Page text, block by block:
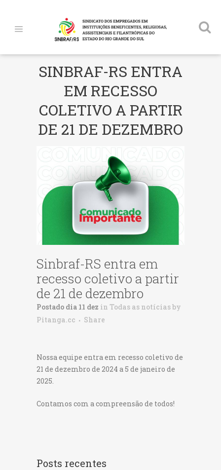
SINBRAF-RS ENTRA
EM RECESSO
COLETIVO A PARTIR
DE 21 DE DEZEMBRO
Sinbraf-RS entra em
recesso coletivo a partir
de 21 de dezembro
Postado dia 11 dez in Todas as notíciasby
Pitanga.cc
Share
Nossa equipe entra em recesso coletivo de
21 de dezembro de 2024 a 5 de janeiro de
2025.
Contamos com a compreensão de todos!
Posts recentes